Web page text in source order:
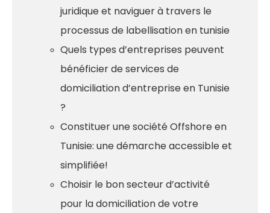
juridique et naviguer à travers le
processus de labellisation en tunisie
Quels types d’entreprises peuvent
bénéficier de services de
domiciliation d’entreprise en Tunisie
?
Constituer une société Offshore en
Tunisie: une démarche accessible et
simplifiée!
Choisir le bon secteur d’activité
pour la domiciliation de votre